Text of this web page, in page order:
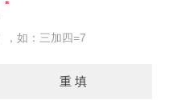
，如：三加四=7